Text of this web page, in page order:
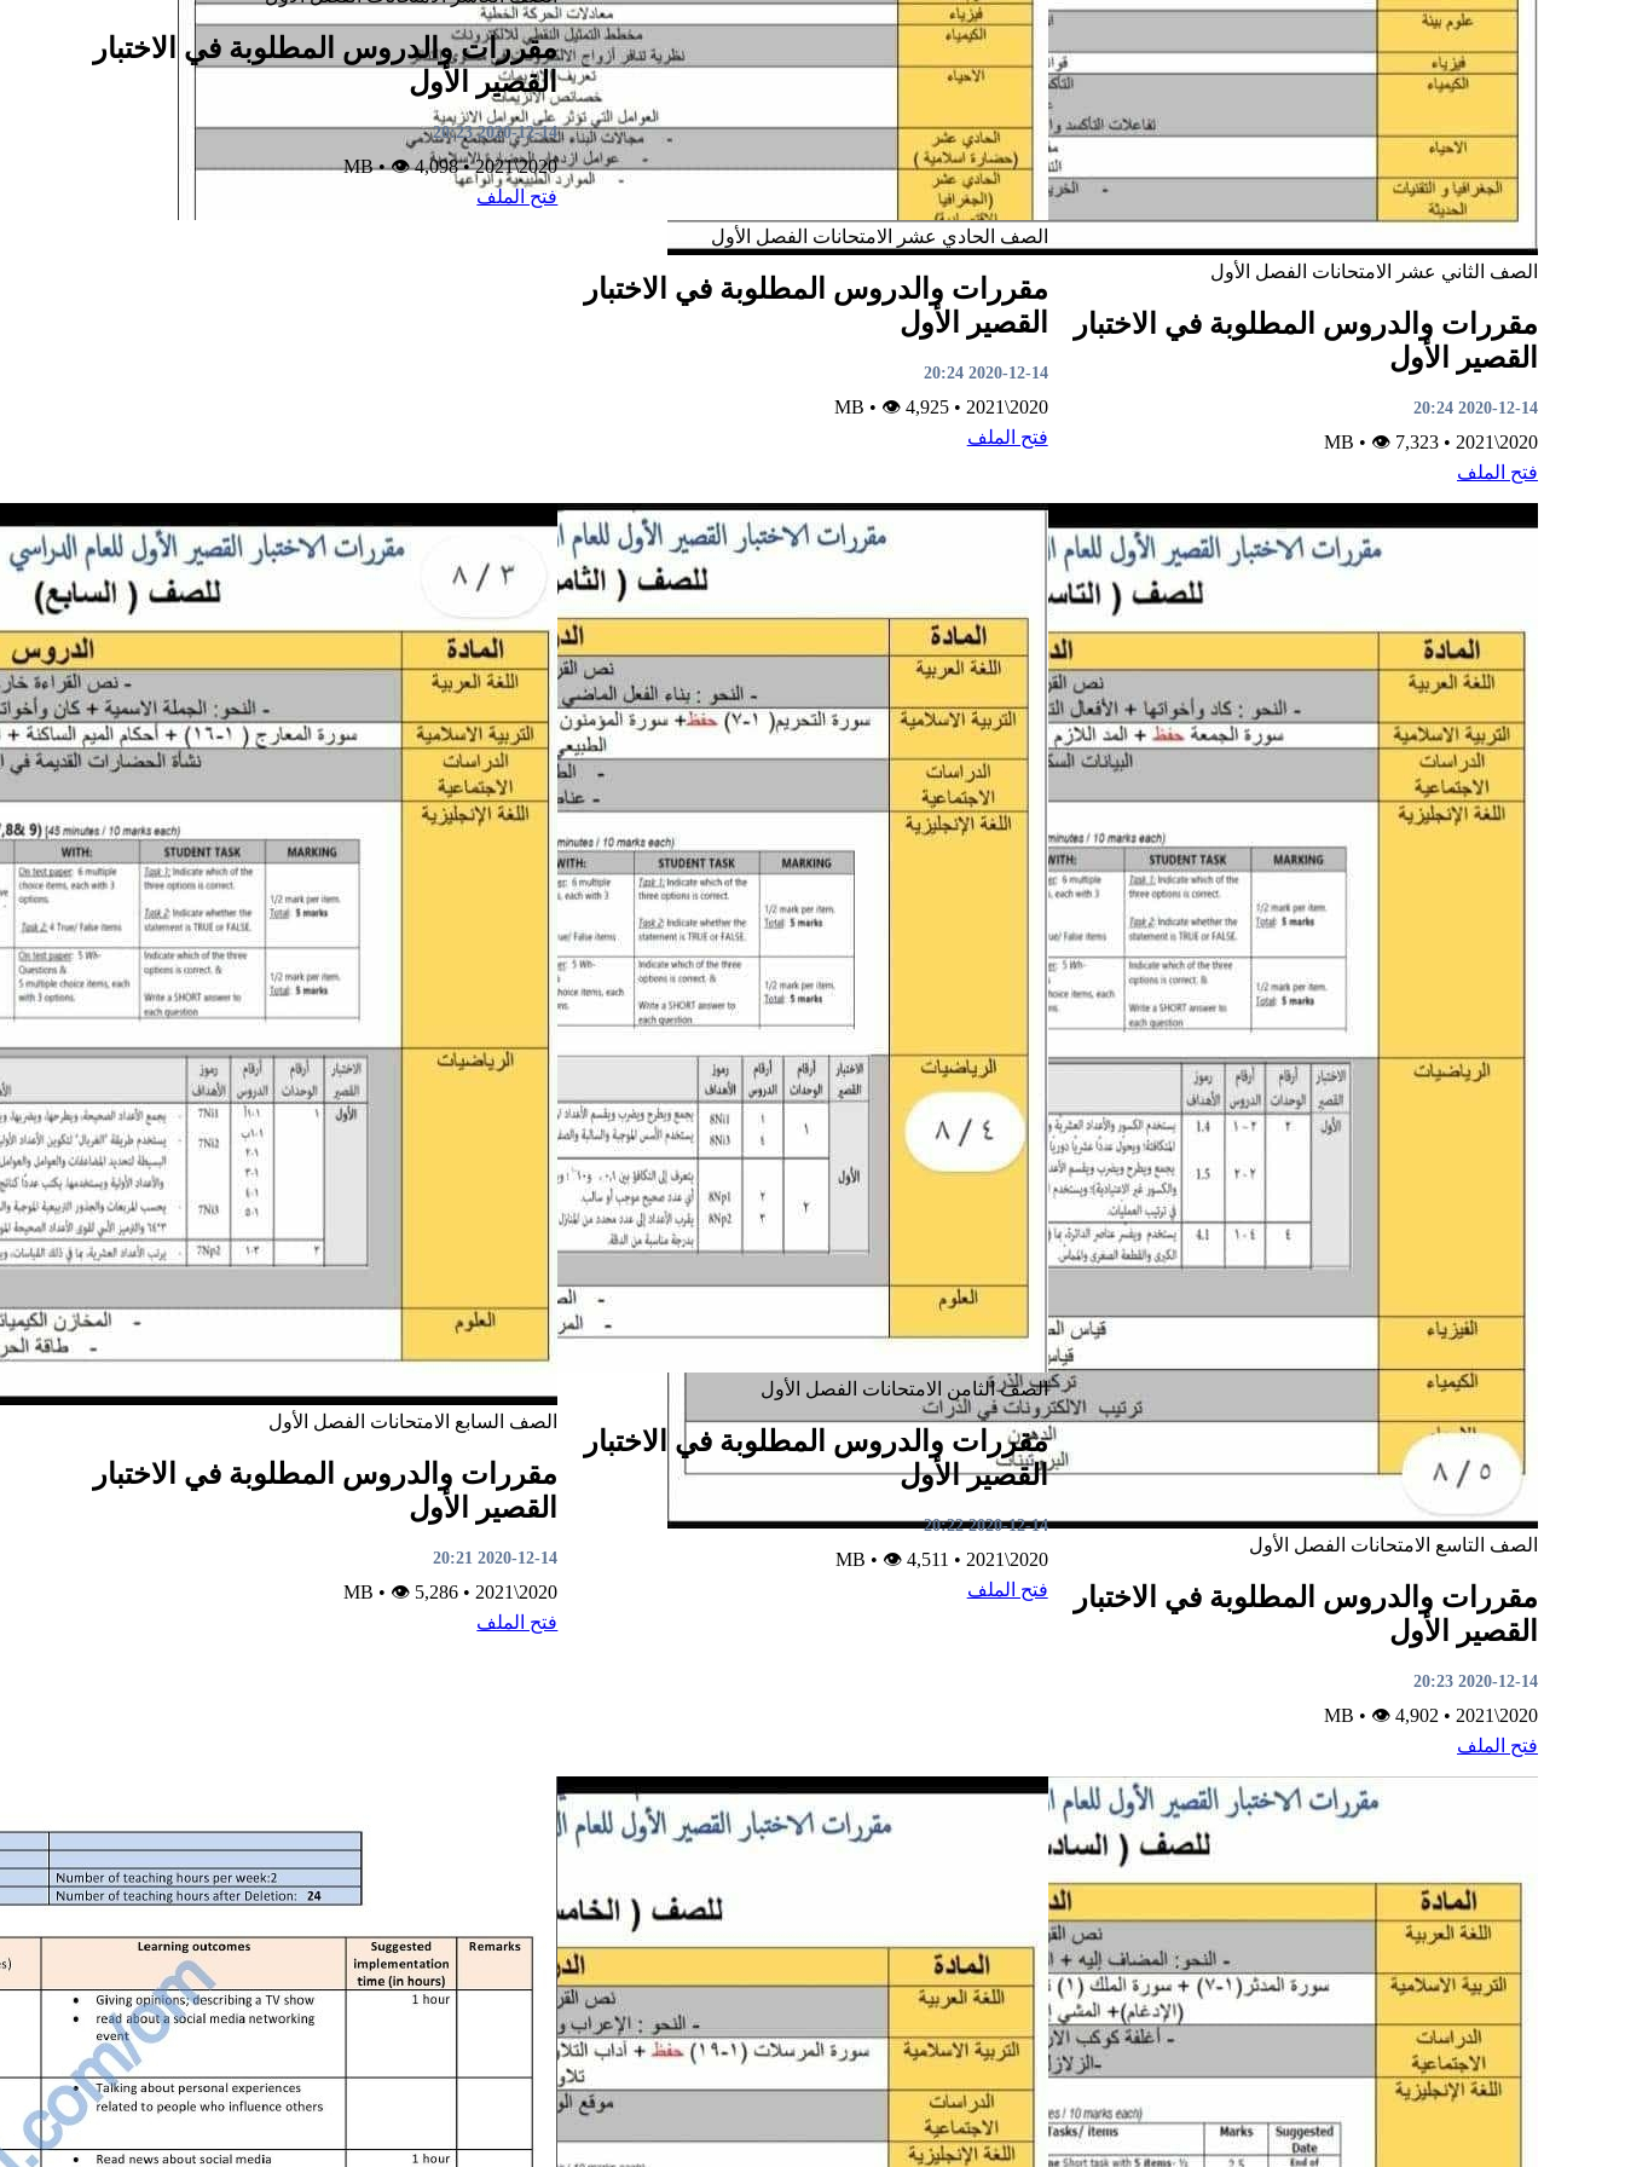
الصف الثاني عشر الامتحانات الفصل الأول
مقررات والدروس المطلوبة في الاختبار
القصير الأول
2020-12-14 20:24
2020\2021
•
• 👁 7,323
فتح الملف
الصف الحادي عشر الامتحانات الفصل الأول
مقررات والدروس المطلوبة في الاختبار
القصير الأول
2020-12-14 20:24
2020\2021
•
MB
• 👁 4,925
فتح الملف
مقررات والدروس المطلوبة في الاختبار
القصير الأول
2020-12-14 20:23
2020\2021
•
MB
•👁 4,098
فتح الملف
الصف التاسع الامتحانات الفصل الأول
مقررات والدروس المطلوبة في الاختبار
القصير الأول
2020-12-14 20:23
2020\2021
•
• 👁 4,902
فتح الملف
الصف الثامن الامتحانات الفصل الأول
مقررات والدروس المطلوبة في الاختبار
القصير الأول
2020-12-14 20:22
2020\2021
•
• 👁 4,511
فتح الملف
الصف السابع الامتحانات الفصل الأول
مقررات والدروس المطلوبة في الاختبار
القصير الأول
2020-12-14 20:21
2020\2021
•
• 👁 5,286
فتح الملف